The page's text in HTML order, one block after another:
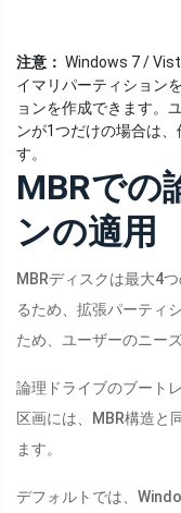
注意： Windows 7 /
イマリパーティション
ョンを作成できます。
ンが1つだけの場合は
す。
MBRでの
ンの適用
MBRディスクは最大4
るため、拡張パーティ
ため、ユーザーのニー
論理ドライブのブート
区画には、MBR構造と
ます。
デフォルトでは、